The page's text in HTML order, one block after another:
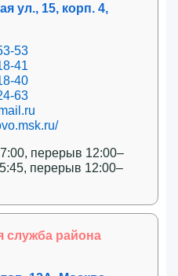
ул., 15, корп. 4,
53
41
40
63
перерыв 12:00–
перерыв 12:00–
служба района